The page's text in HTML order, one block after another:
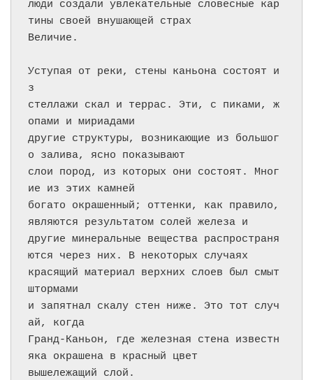
люди создали увлекательные словесные кар
тины своей внушающей страх
Величие.
Уступая от реки, стены каньона состоят и
з
стеллажи скал и террас. Эти, с пиками, ж
опами и мириадами
другие структуры, возникающие из большог
о залива, ясно показывают
слои пород, из которых они состоят. Мног
ие из этих камней
богато окрашенный; оттенки, как правило,
являются результатом солей железа и
другие минеральные вещества распространя
ются через них. В некоторых случаях
красящий материал верхних слоев был смыт
штормами
и запятнал скалу стен ниже. Это тот случ
ай, когда
Гранд-Каньон, где железная стена известн
яка окрашена в красный цвет
вышележащий слой.